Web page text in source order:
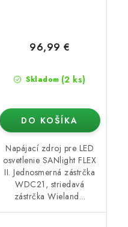
Skladom (2 ks)
96,99 €
DO KOŠÍKA
Napájací zdroj pre LED
osvetlenie SANlight FLEX
II. Jednosmerná zástrčka
WDC21, striedavá
zástrčka Wieland...